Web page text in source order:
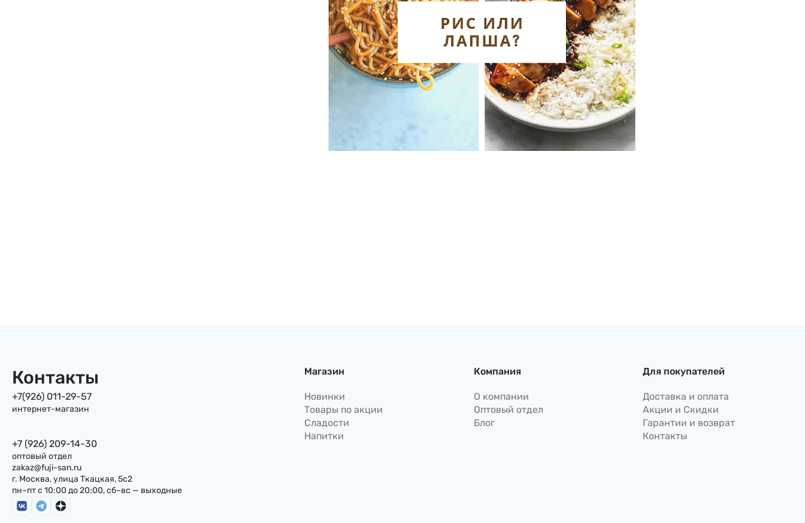
Контакты
+7(926) 011-29-57
интернет-магазин
+7 (926) 209-14-30
оптовый отдел
zakaz@fuji-san.ru
г. Москва, улица Ткацкая, 5с2
пн–пт с 10:00 до 20:00, сб–вс — выходные
Магазин
Новинки
Товары по акции
Сладости
Напитки
Компания
О компании
Оптовый отдел
Блог
Для покупателей
Доставка и оплата
Акции и Скидки
Гарантии и возврат
Контакты